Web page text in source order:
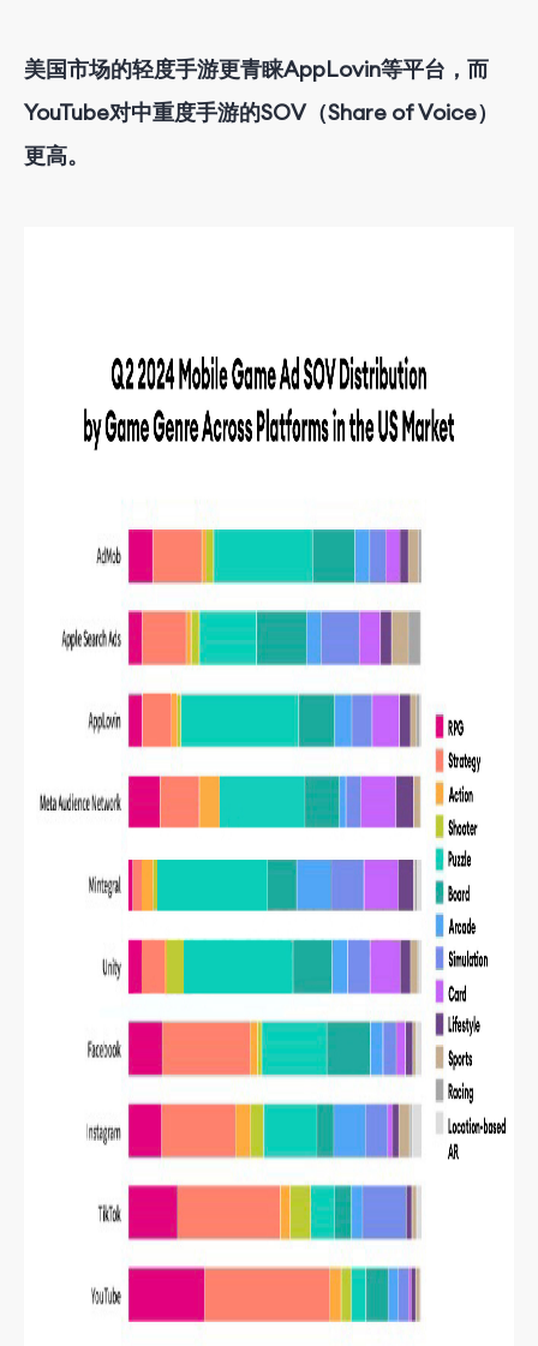
美国市场的轻度手游更青睐AppLovin等平台，而
YouTube对中重度手游的SOV（Share of Voice）
更高。